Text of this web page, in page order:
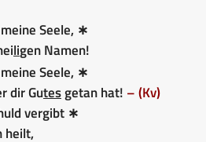
Seele, ∗
ligen Namen!
Seele, ∗
dir Gutesgetan hat! – (Kv)
vergibt ∗
heilt,